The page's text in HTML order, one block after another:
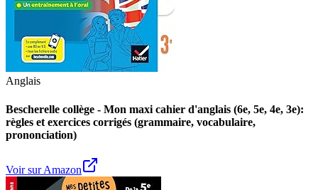
Anglais
Bescherelle collège - Mon maxi cahier d'anglais (6e, 5e, 4e, 3e):
règles et exercices corrigés (grammaire, vocabulaire,
prononciation)
Voir sur Amazon